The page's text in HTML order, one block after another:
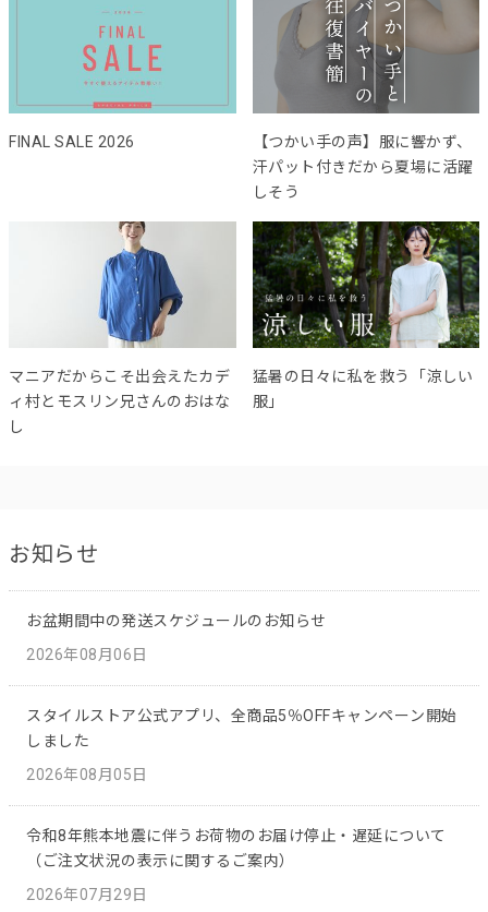
FINAL SALE 2026
【つかい手の声】服に響かず、
汗パット付きだから夏場に活躍
しそう
マニアだからこそ出会えたカデ
ィ村とモスリン兄さんのおはな
し
猛暑の日々に私を救う「涼しい
服」
お知らせ
お盆期間中の発送スケジュールのお知らせ
2026年08月06日
スタイルストア公式アプリ、全商品5％OFFキャンペーン開始
しました
2026年08月05日
令和8年熊本地震に伴うお荷物のお届け停止・遅延について
（ご注文状況の表示に関するご案内）
2026年07月29日